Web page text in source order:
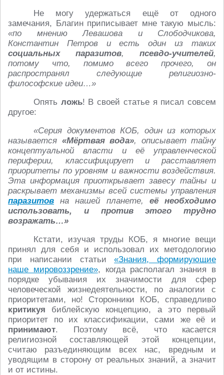
Не могу удержаться ещё от одного
замечания, Благин приписывает мне такую мысль:
«по мнению Левашова и Слободчикова,
Константин Петров и есть один из таких
социальных паразитов, псевдо-учителей,
потому что, помимо всего прочего, он
распространял следующие религиозно-
философские идеи…»
Опять ложь! В своей статье я писал совсем
другое:
«Серия документов КОБ, один из которых
называется «Мёртвая вода», описывает тайну
концептуальной власти и её управленческой
периферии, классифицирует и расставляет
приоритеты по уровням и важности воздействия.
Эта информация приоткрывает завесу тайны и
раскрывает механизмы всей системы управления
паразитов
на нашей планете, её необходимо
использовать, и против этого трудно
возражать…»
Кстати, изучая труды КОБ, я многие вещи
принял для себя и использовал их методологию
при написании статьи«Знания, формирующие
наше мировоззрение», когда располагал знания в
порядке убывания их значимости для сфер
человеческой жизнедеятельности, по аналогии с
приоритетами, но! Сторонники КОБ, справедливо
критикуя библейскую концепцию, а это первый
приоритет по их классификации, сами же её и
принимают. Поэтому всё, что касается
религиозной составляющей этой концепции,
считаю разъединяющим всех нас, вредным и
уводящим в сторону от реальных знаний, а значит
и от истины.